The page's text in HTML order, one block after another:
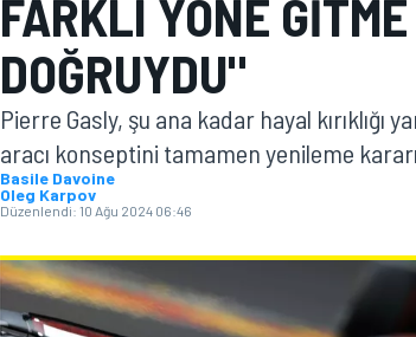
MOTOGP
FARKLI YÖNE
DOĞRUYDU"
Pierre Gasly, şu ana kadar hayal kırıklığı
aracı konseptini tamamen yenileme
Basile Davoine
Oleg Karpov
Düzenlendi: 10 Ağu 2024 06:46